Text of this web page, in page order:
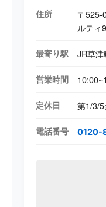
住所
〒525-
ルティ
最寄り駅 JR草
営業時間
定休日 第1/3/5
電話番号 0120-